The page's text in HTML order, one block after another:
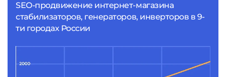
SEO-продвижение интернет-магазина
стабилизаторов, генераторов, инверторов в 9-
ти городах России